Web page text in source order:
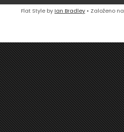
Flat Style by Ian Bradley • Založeno na